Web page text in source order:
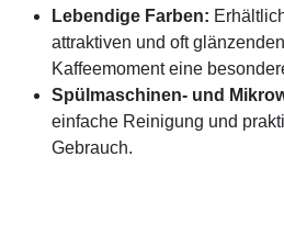
Lebendige Farben:
attraktiven und oft
Kaffeemoment eine
Spülmaschinen- und
einfache Reinigung und
Gebrauch.